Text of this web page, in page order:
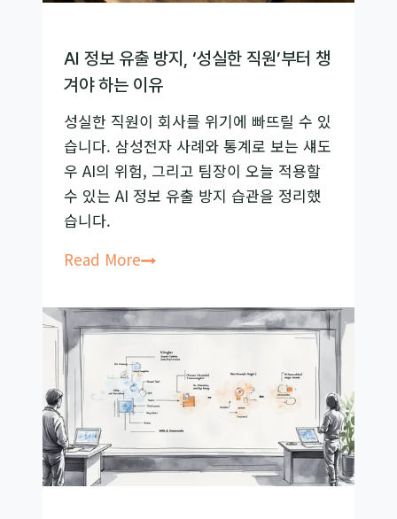
가
지
롬
프
트
엔
전
AI 정보 유출 방지, ‘성실한 직원’부터 챙
겨야 하는 이유
성실한 직원이 회사를 위기에 빠뜨릴 수 있
습니다. 삼성전자 사례와 통계로 보는 섀도
우 AI의 위험, 그리고 팀장이 오늘 적용할
수 있는 AI 정보 유출 방지 습관을 정리했
습니다.
Read MoreAI
보
유
출
방
지,
‘성
실